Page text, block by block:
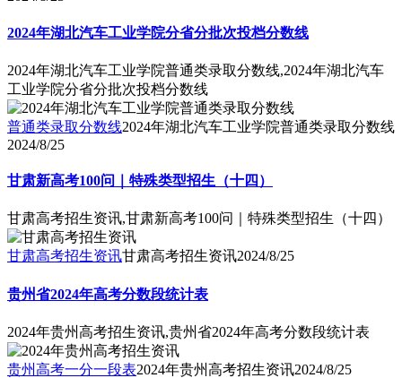
2024年湖北汽车工业学院分省分批次投档分数线
2024年湖北汽车工业学院普通类录取分数线,2024年湖北汽车
工业学院分省分批次投档分数线
普通类录取分数线2024年湖北汽车工业学院普通类录取分数线
2024/8/25
甘肃新高考100问｜特殊类型招生（十四）
甘肃高考招生资讯,甘肃新高考100问｜特殊类型招生（十四）
甘肃高考招生资讯甘肃高考招生资讯2024/8/25
贵州省2024年高考分数段统计表
2024年贵州高考招生资讯,贵州省2024年高考分数段统计表
贵州高考一分一段表2024年贵州高考招生资讯2024/8/25